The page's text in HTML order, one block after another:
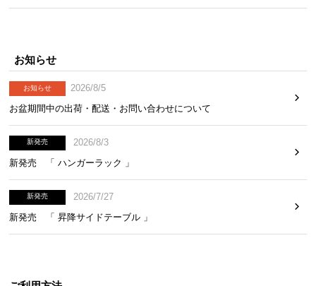
お知らせ
お知らせ
2026/8/5
お盆期間中の出荷・配送・お問い合わせについて
新発売
2026/8/3
新発売 「 ハンガーラック 」
新発売
2026/7/27
新発売 「 昇降サイドテーブル 」